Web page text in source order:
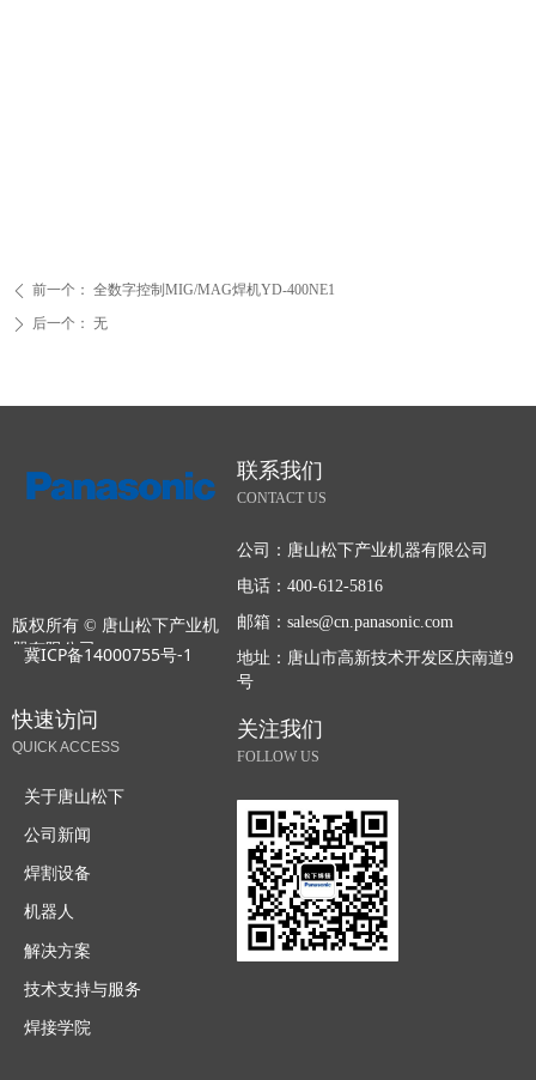
ꄴ 前一个： 全数字控制MIG/MAG焊机YD-400NE1
ꄲ 后一个： 无
关注我们
FOLLOW US
版权所有 © 唐山松下产业机
器有限公司
冀ICP备14000755号-1
联系我们
CONTACT US
公司： 唐山松下产业机器有限公司
电话：400-612-5816
邮箱：sales@cn.panasonic.com
地址： 唐山市高新技术开发区庆南道9
号
快速访问
QUICK ACCESS
关于唐山松下
公司新闻
焊割设备
机器人
解决方案
技术支持与服务
焊接学院